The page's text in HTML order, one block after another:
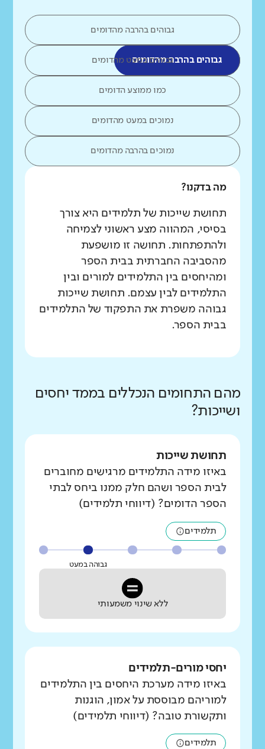
גבוהים בהרבה מהדומים
גבוהים בהרבה מהדומיםגבוהים במעט מהדומים
כמו ממוצע הדומים
נמוכים במעט מהדומים
נמוכים בהרבה מהדומים
מה בדקנו?
תחושת שייכות של תלמידים היא צורך
בסיסי, המהווה מצע ראשוני לצמיחה
ולהתפתחות. תחושה זו מושפעת
מהסביבה החברתית בבית הספר
ומהיחסים בין התלמידים למורים ובין
התלמידים לבין עצמם. תחושת שייכות
גבוהה משפרת את התפקוד של התלמידים
בבית הספר.
מהם התחומים הנכללים בממד יחסים
ושייכות?
תחושת שייכות
באיזו מידה התלמידים מרגישים מחוברים
לבית הספר ושהם חלק ממנו ביחס לבתי
הספר הדומים? (דיווחי תלמידים)
תלמידים
גבוהה במעט
ללא שינוי משמעותי
יחסי מורים-תלמידים
באיזו מידה מערכת היחסים בין התלמידים
למוריהם מבוססת על אמון, הוגנות
ותקשורת טובה? (דיווחי תלמידים)
תלמידים